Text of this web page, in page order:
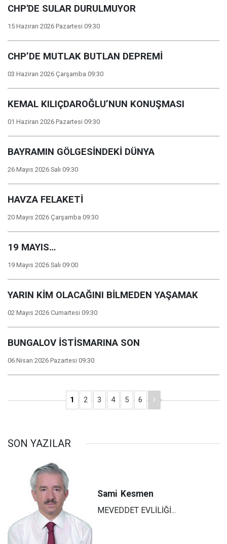
CHP'DE SULAR DURULMUYOR
15 Haziran 2026 Pazartesi 09:30
CHP’DE MUTLAK BUTLAN DEPREMİ
03 Haziran 2026 Çarşamba 09:30
KEMAL KILIÇDAROĞLU’NUN KONUŞMASI
01 Haziran 2026 Pazartesi 09:30
BAYRAMIN GÖLGESİNDEKİ DÜNYA
26 Mayıs 2026 Salı 09:30
HAVZA FELAKETİ
20 Mayıs 2026 Çarşamba 09:30
19 MAYIS…
19 Mayıs 2026 Salı 09:00
YARIN KİM OLACAĞINI BİLMEDEN YAŞAMAK
02 Mayıs 2026 Cumartesi 09:30
BUNGALOV İSTİSMARINA SON
06 Nisan 2026 Pazartesi 09:30
1 2 3 4 5 6
SON YAZILAR
Sami Kesmen
MEVEDDET EVLİLİĞİ...